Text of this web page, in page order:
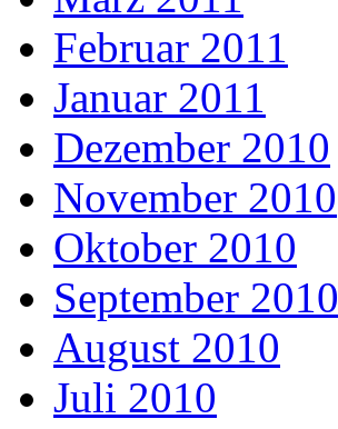
Februar 2011
Januar 2011
Dezember 2010
November 2010
Oktober 2010
September 2010
August 2010
Juli 2010